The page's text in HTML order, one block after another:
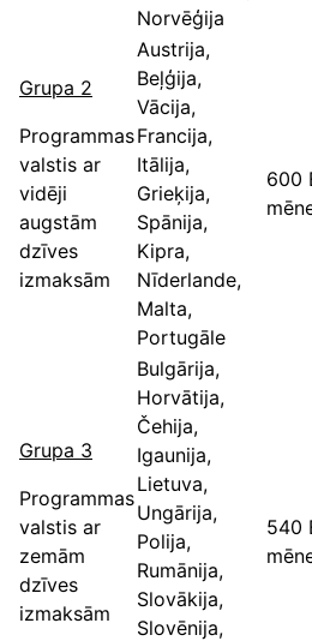
Norvēģija
Grupa 2
Programmas
valstis ar
vidēji
augstām
dzīves
izmaksām
Austrija,
Beļģija,
Vācija,
Francija,
Itālija,
Grieķija,
Spānija,
Kipra,
Nīderlande,
Malta,
Portugāle
600
Grupa 3
Programmas
valstis ar
zemām
dzīves
izmaksām
Bulgārija,
Horvātija,
Čehija,
Igaunija,
Lietuva,
Ungārija,
Polija,
Rumānija,
Slovākija,
Slovēnija,
540